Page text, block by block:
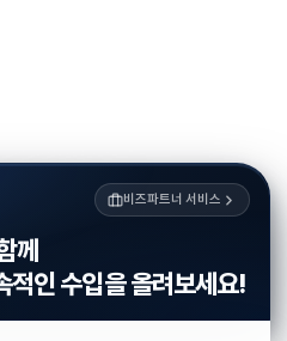
비즈파트너 서비스
께
적인 수입을 올려보세요!